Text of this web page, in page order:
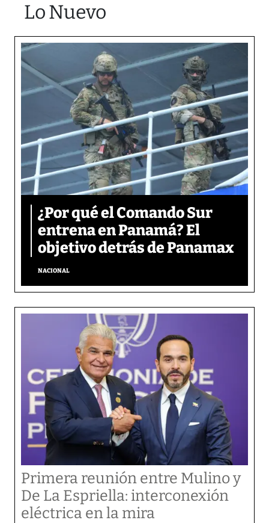
Lo Nuevo
¿Por qué el Comando Sur
entrena en Panamá? El
objetivo detrás de Panamax
NACIONAL
Primera reunión entre Mulino y
De La Espriella: interconexión
eléctrica en la mira